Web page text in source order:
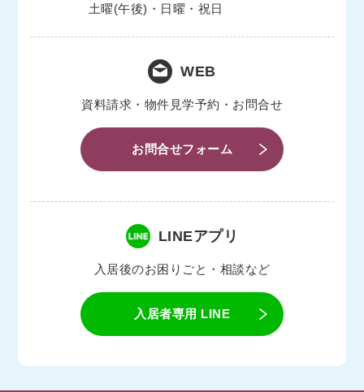
土曜(午後)・日曜・祝日
WEB
資料請求・物件見学予約・お問合せ
お問合せフォーム
LINEアプリ
入居後のお困りごと・相談など
入居者専用 LINE